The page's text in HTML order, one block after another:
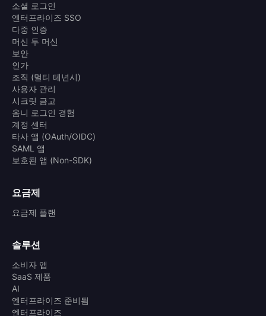
소셜 로그인
엔터프라이즈 SSO
다중 인증
머신 투 머신
보안
인가
조직 (멀티 테넌시)
사용자 관리
시크릿 금고
옴니 로그인 경험
계정 센터
타사 앱 (OAuth/OIDC)
SAML 앱
보호된 앱 (Non-SDK)
요금제
요금제 플랜
솔루션
소비자 앱
SaaS 제품
AI
엔터프라이즈 준비됨
엔터프라이즈